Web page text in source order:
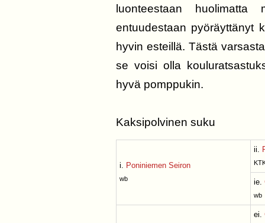
luonteestaan
entuudestaan pyöräyttänyt
hyvin esteillä. Tästä
se voisi olla
hyvä pomppukin.
Kaksipolvinen suku
i. Poniniemen Seiron
wb
ii.
ie.
wb
ei.